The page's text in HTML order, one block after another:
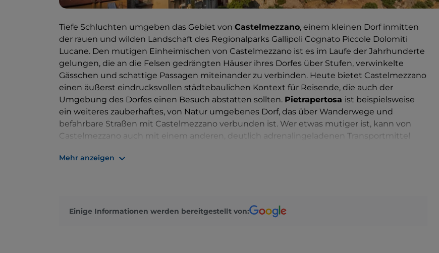
Tiefe Schluchten umgeben das Gebiet von Castelmezzano, einem kleinen Dorf inmitten
der rauen und wilden Landschaft des Regionalparks Gallipoli Cognato Piccole Dolomiti
Lucane. Den mutigen Einheimischen von Castelmezzano ist es im Laufe der Jahrhunderte
gelungen, die an die Felsen gedrängten Häuser ihres Dorfes über Stufen, verwinkelte
Gässchen und schattige Passagen miteinander zu verbinden. Heute bietet Castelmezzano
einen äußerst eindrucksvollen städtebaulichen Kontext für Reisende, die auch der
Umgebung des Dorfes einen Besuch abstatten sollten. Pietrapertosa ist beispielsweise
ein weiteres zauberhaftes, von Natur umgebenes Dorf, das über Wanderwege und
befahrbare Straßen mit Castelmezzano verbunden ist. Wer etwas mutiger ist, kann von
Castelmezzano auch mit einem anderen, deutlich adrenalingeladenen Transportmittel
Sommer die beiden Dörfer über ein Stahlseil miteinander verbindet.
Mehr anzeigen
Einige Informationen werden bereitgestellt von: